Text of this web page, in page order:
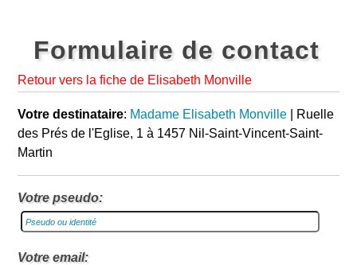
Formulaire de contact
Retour vers la fiche de Elisabeth Monville
Votre destinataire: Madame Elisabeth Monville | Ruelle
des Prés de l'Eglise, 1 à 1457 Nil-Saint-Vincent-Saint-
Martin
Votre pseudo:
Votre email: